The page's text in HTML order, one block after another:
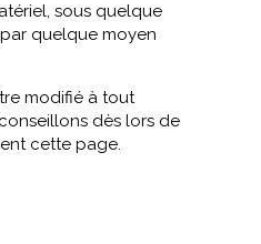
sous quelque
quelque moyen
modifié à tout
dès lors de
cette page.